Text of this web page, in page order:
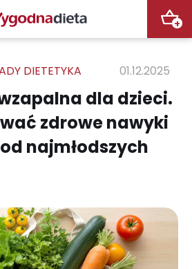
+
DIETETYKA 01.12.2025
dla dzieci.
zdrowe nawyki
najmłodszych